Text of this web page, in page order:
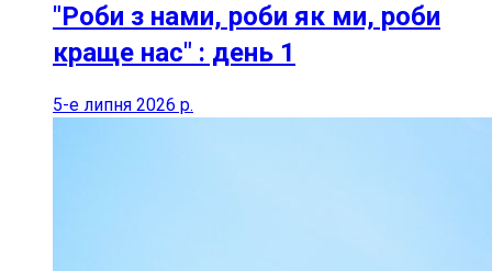
"Роби з нами, роби як ми, роби
краще нас" : день 1
5-е липня 2026 р.